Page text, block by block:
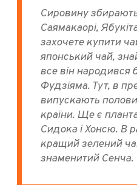
Сировину
Саямакаорі,
захочете купити
японський чай,
все він народився
Фудзіяма. Тут, в
випускають
країни. Ще є
Сидока і Хонсю. В
кращий зелений
знаменитий Сенча.